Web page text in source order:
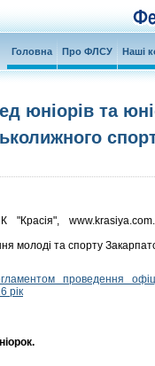
Головна Про ФЛСУ Наші
юніорів та
молоді та спорту
проведення
рік